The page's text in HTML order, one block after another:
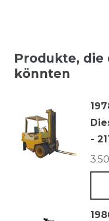
Produkte, die
könnten
-